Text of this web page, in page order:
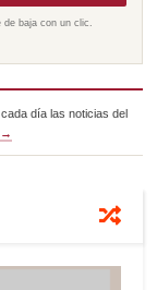
baja con un clic.
día las noticias del
→